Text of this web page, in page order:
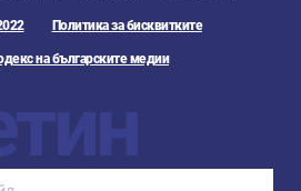
Политика за бисквитките
на българските медии